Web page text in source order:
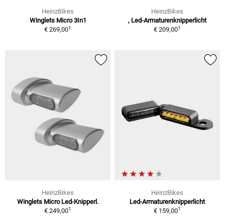
HeinzBikes
Winglets Micro 3In1
€ 269,001
HeinzBikes
, Led-Armaturenknipperlicht
€ 209,001
HeinzBikes
Winglets Micro Led-Knipperl.
€ 249,001
HeinzBikes
Led-Armaturenknipperlicht
€ 159,001